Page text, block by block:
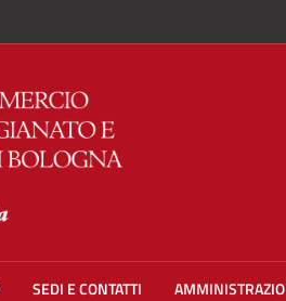
SEDI E CONTATTI